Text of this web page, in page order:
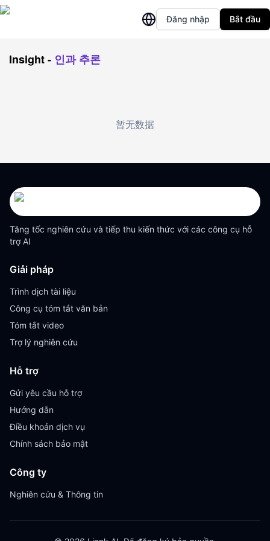
Đăng nhập Bắt đầu
Insight- 인과 추론
暂无数据
Tăng tốc nghiên cứu và tiếp thu kiến thức với các công cụ hỗ
trợ AI
Giải pháp
Trình dịch tài liệu
Công cụ tóm tắt văn bản
Tóm tắt video
Trợ lý nghiên cứu
Hỗ trợ
Gửi yêu cầu hỗ trợ
Hướng dẫn
Điều khoản dịch vụ
Chính sách bảo mật
Công ty
Nghiên cứu & Thông tin